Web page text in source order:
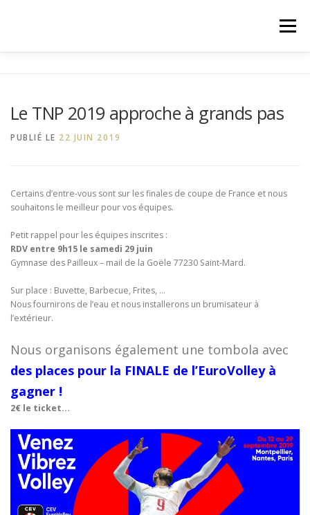
Menu
INSCRIPTION
Le TNP 2019 approche à grands pas
PUBLIÉ LE 22 JUIN 2019
Certains d’entre-vous sont sur les finales de coupe de France et nous
souhaitons le meilleur pour vos équipes.
Petit rappel pour les équipes inscrites :
RDV entre 9h15 le samedi 29 juin
Gymnase des Pailleux – mail de la Goële 77230 Saint-Mard.
Sur place : Buvette, Barbecue, Frites, …
Nous fournirons de l’eau et nous installerons un brumisateur à
l’extérieur.
Nous organisons également une tombola avec
des places pour la FINALE de l’EuroVolley à
gagner !
2€ le ticket…